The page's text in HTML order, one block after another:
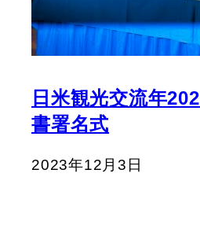
日米観光交流年
書署名式
2023年12月3日